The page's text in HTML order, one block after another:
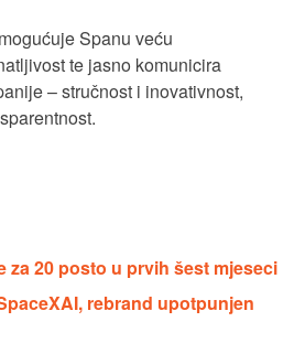
Spanu veću
te jasno komunicira
– stručnost i inovativnost,
za 20 posto u prvih šest mjeseci
rebrand upotpunjen